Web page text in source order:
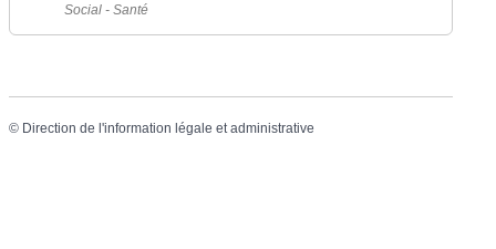
Social - Santé
© Direction de l'information légale et administrative